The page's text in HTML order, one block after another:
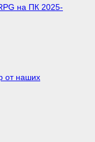
на ПК 2025-
от наших